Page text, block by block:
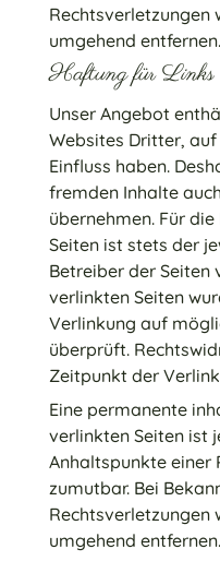
Rechtsverletzungen
umgehend entfernen.
Haftung für Links
Unser Angebot
Websites Dritter,
Einfluss haben.
fremden Inhalte
übernehmen. Für
Seiten ist stets der
Betreiber der Seiten
verlinkten Seiten
Verlinkung auf
überprüft.
Zeitpunkt der
Eine permanente
verlinkten Seiten ist
Anhaltspunkte einer
zumutbar. Bei
Rechtsverletzungen
umgehend entfernen.